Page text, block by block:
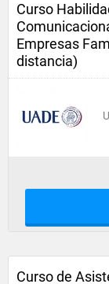
Curso
Empresas
distancia)
Curso de